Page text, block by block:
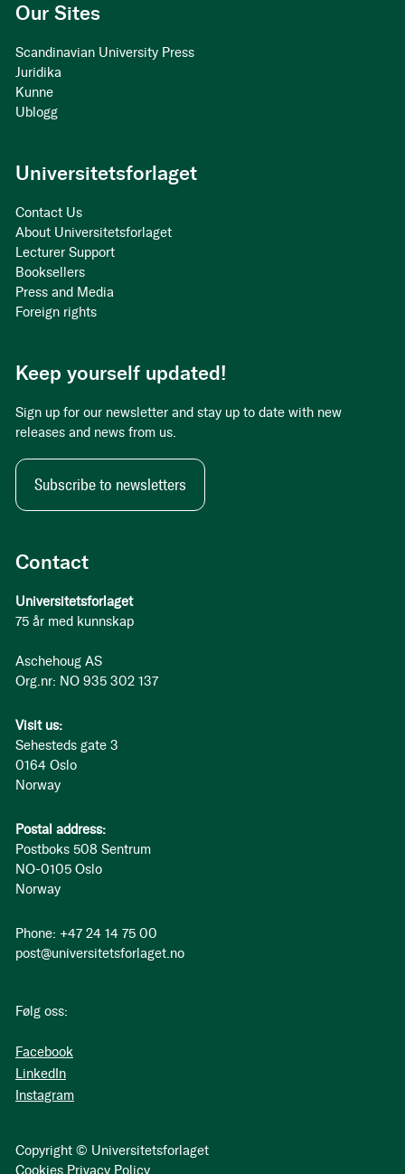
Contact
Universitetsforlaget
75 år med kunnskap
Aschehoug AS
Org.nr: NO 935 302 137
Visit us:
Sehesteds gate 3
0164 Oslo
Norway
Postal address:
Postboks 508 Sentrum
NO-0105 Oslo
Norway
Phone: +47 24 14 75 00
post@universitetsforlaget.no
Følg oss:
Facebook
LinkedIn
Instagram
Copyright © Universitetsforlaget
Cookies Privacy Policy
Our Sites
Scandinavian University Press
Juridika
Kunne
Ublogg
Universitetsforlaget
Contact Us
About Universitetsforlaget
Lecturer Support
Booksellers
Press and Media
Foreign rights
Keep yourself updated!
Sign up for our newsletter and stay up to date with new
releases and news from us.
Subscribe to newsletters